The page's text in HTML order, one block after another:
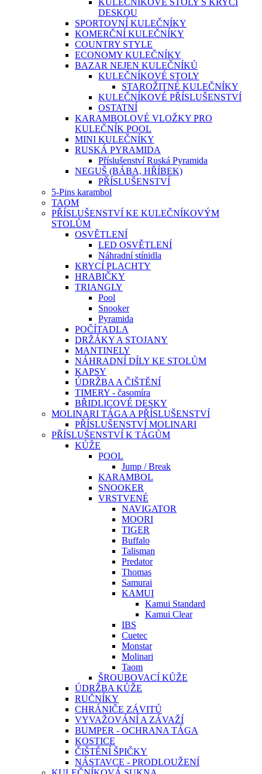
KULEČNÍKOVÉ STOLY S KRYCÍ
DESKOU
SPORTOVNÍ KULEČNÍKY
KOMERČNÍ KULEČNÍKY
COUNTRY STYLE
ECONOMY KULEČNÍKY
BAZAR NEJEN KULEČNÍKŮ
KULEČNÍKOVÉ STOLY
STAROŽITNÉ KULEČNÍKY
KULEČNÍKOVÉ PŘÍSLUŠENSTVÍ
OSTATNÍ
KARAMBOLOVÉ VLOŽKY PRO
KULEČNÍK POOL
MINI KULEČNÍKY
RUSKÁ PYRAMIDA
Příslušenství Ruská Pyramida
NEGUŠ (BÁBA, HŘÍBEK)
PŘÍSLUŠENSTVÍ
5-Pins karambol
TAOM
PŘÍSLUŠENSTVÍ KE KULEČNÍKOVÝM
STOLŮM
OSVĚTLENÍ
LED OSVĚTLENÍ
Náhradní stínidla
KRYCÍ PLACHTY
HRABIČKY
TRIANGLY
Pool
Snooker
Pyramida
POČÍTADLA
DRŽÁKY A STOJANY
MANTINELY
NÁHRADNÍ DÍLY KE STOLŮM
KAPSY
ÚDRŽBA A ČIŠTĚNÍ
TIMERY - časomíra
BŘIDLICOVÉ DESKY
MOLINARI TÁGA A PŘÍSLUŠENSTVÍ
PŘÍSLUŠENSTVÍ MOLINARI
PŘÍSLUŠENSTVÍ K TÁGŮM
KŮŽE
POOL
Jump / Break
KARAMBOL
SNOOKER
VRSTVENÉ
NAVIGATOR
MOORI
TIGER
Buffalo
Talisman
Predator
Thomas
Samurai
KAMUI
Kamui Standard
Kamui Clear
IBS
Cuetec
Monstar
Molinari
Taom
ŠROUBOVACÍ KŮŽE
ÚDRŽBA KŮŽE
RUČNÍKY
CHRÁNIČE ZÁVITŮ
VYVAŽOVÁNÍ A ZÁVAŽÍ
BUMPER - OCHRANA TÁGA
KOSTICE
ČIŠTĚNÍ ŠPIČKY
NÁSTAVCE - PRODLOUŽENÍ